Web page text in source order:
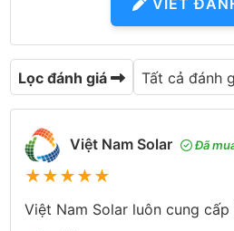
VIẾT
Lọc đánh giá
Việt Nam Solar Đã
★★★★★
Việt Nam Solar luôn cung